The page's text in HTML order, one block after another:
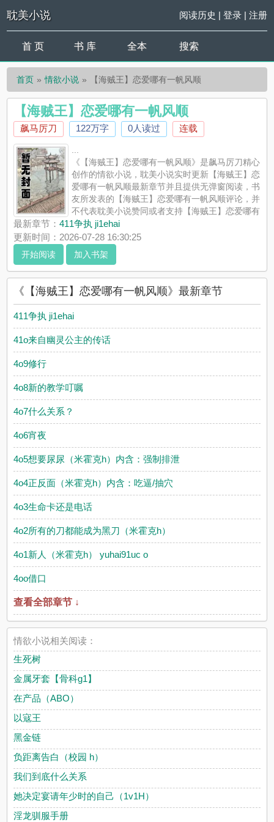
耽美小说 阅读历史 | 登录| 注册
首 页 书 库 全本 搜索
首页 情欲小说 【海贼王】恋爱哪有一帆风顺
【海贼王】恋爱哪有一帆风顺
飙马厉刀 122万字 0人读过 连载
《【海贼王】恋爱哪有一帆风顺》是飙马厉刀精心
创作的情欲小说，耽美小说实时更新【海贼王】恋
爱哪有一帆风顺最新章节并且提供无弹窗阅读，书
友所发表的【海贼王】恋爱哪有一帆风顺评论，并
不代表耽美小说赞同或者支持【海贼王】恋爱哪有
一帆风顺读者的观点。
最新章节：411争执 ji1ehai
更新时间：2026-07-28 16:30:25
开始阅读 加入书架
《【海贼王】恋爱哪有一帆风顺》最新章节
411争执 ji1ehai
41o来自幽灵公主的传话
4o9修行
4o8新的教学叮嘱
4o7什么关系？
4o6宵夜
4o5想要尿尿（米霍克h）内含：强制排泄
4o4正反面（米霍克h）内含：吃逼/抽穴
4o3生命卡还是电话
4o2所有的刀都能成为黑刀（米霍克h）
4o1新人（米霍克h） yuhai91uc o
4oo借口
查看全部章节 ↓
情欲小说相关阅读：
生死树
金属牙套【骨科g1】
在产品（ABO）
以寇王
黑金链
负距离告白（校园 h）
我们到底什么关系
她决定宴请年少时的自己（1v1H）
淫龙驯服手册